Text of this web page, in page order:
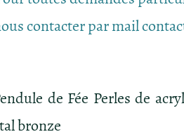
contacter par mail
de Fée Perles de
bronze